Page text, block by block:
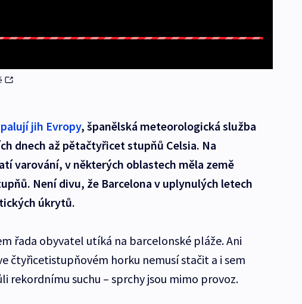
jih Evropy, španělská meteorologická služba
dnech až pětačtyřicet stupňů Celsia. Na
varování, v některých oblastech měla země
Není divu, že Barcelona v uplynulých letech
úkrytů.
řada obyvatel utíká na barcelonské pláže. Ani
čtyřicetistupňovém horku nemusí stačit a i sem
rekordnímu suchu – sprchy jsou mimo provoz.